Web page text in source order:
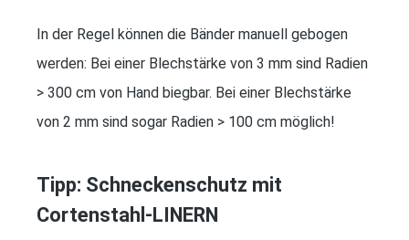
In der Regel können die Bänder manuell gebogen
werden: Bei einer Blechstärke von 3 mm sind Radien
> 300 cm von Hand biegbar. Bei einer Blechstärke
von 2 mm sind sogar Radien > 100 cm möglich!
Tipp: Schneckenschutz mit
Cortenstahl-LINERN